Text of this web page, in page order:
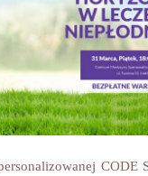
CODE